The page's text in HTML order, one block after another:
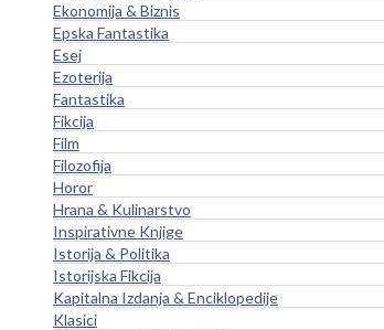
Ekonomija & Biznis
Epska Fantastika
Esej
Ezoterija
Fantastika
Fikcija
Film
Filozofija
Horor
Hrana & Kulinarstvo
Inspirativne Knjige
Istorija & Politika
Istorijska Fikcija
Kapitalna Izdanja & Enciklopedije
Klasici